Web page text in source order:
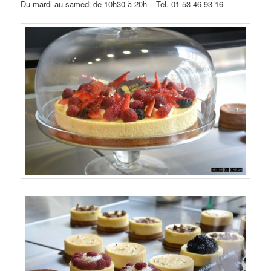
Du mardi au samedi de 10h30 à 20h – Tel. 01 53 46 93 16